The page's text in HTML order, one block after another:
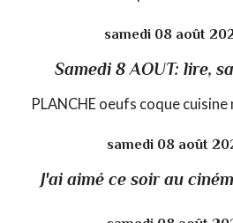
samedi 08 août
Samedi 8 AOUT: lire,
PLANCHE oeufs coque cuisine
samedi 08 août
J'ai aimé ce soir au